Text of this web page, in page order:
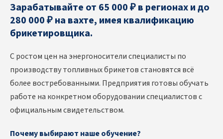
Зарабатывайте от 65 000 ₽ в регионах и до
280 000 ₽ на вахте, имея квалификацию
брикетировщика.
С ростом цен на энергоносители специалисты по
производству топливных брикетов становятся всё
более востребованными. Предприятия готовы обучать
работе на конкретном оборудовании специалистов с
официальным свидетельством.
Почему выбирают наше обучение?